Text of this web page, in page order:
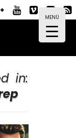
MENÜ
in: